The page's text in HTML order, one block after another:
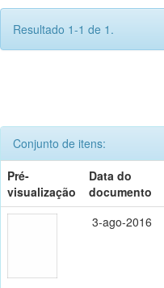
Resultado 1-1 de 1.
Conjunto de itens:
Pré-
visualização
Data do
documento
3-ago-2016